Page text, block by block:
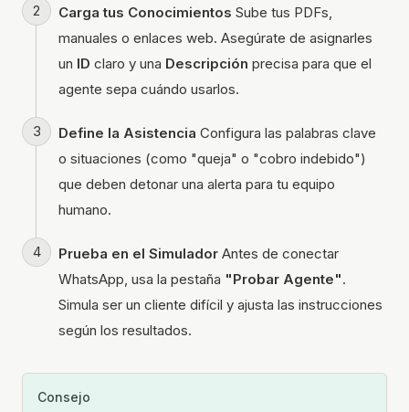
Carga tus Conocimientos Sube tus PDFs,
manuales o enlaces web. Asegúrate de asignarles
un ID claro y una Descripción precisa para que el
agente sepa cuándo usarlos.
Define la Asistencia Configura las palabras clave
o situaciones (como "queja" o "cobro indebido")
que deben detonar una alerta para tu equipo
humano.
Prueba en el Simulador Antes de conectar
WhatsApp, usa la pestaña "Probar Agente".
Simula ser un cliente difícil y ajusta las instrucciones
según los resultados.
Consejo